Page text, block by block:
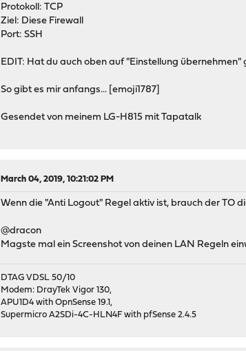
Protokoll: TCP
Ziel: Diese Firewall
Port: SSH
EDIT: Hat du auch oben auf "Einstellung
So gibt es mir anfangs... [emoji1787]
Gesendet von meinem LG-H815 mit Tapatalk
March 04, 2019, 10:21:02 PM
Wenn die "Anti Logout" Regel aktiv ist, brauch der TO
@dracon
Magste mal ein Screenshot von deinen LAN Regeln
DTAG VDSL 50/10
Modem: DrayTek Vigor 130,
APU1D4 with OpnSense 19.1,
Supermicro A2SDi-4C-HLN4F with pfSense 2.4.5